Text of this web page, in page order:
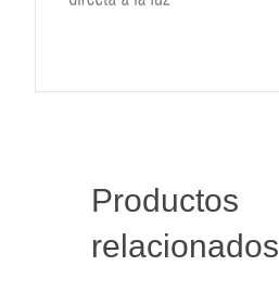
Productos
relacionados